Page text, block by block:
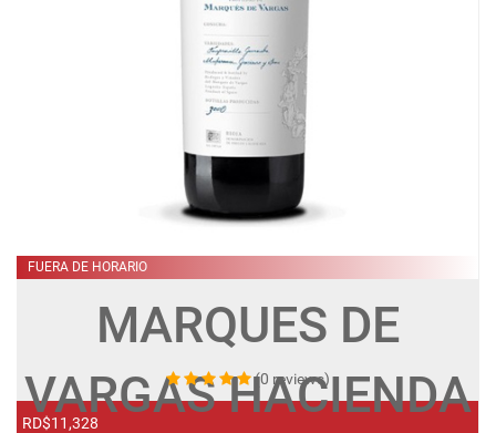
FUERA DE HORARIO
MARQUES DE
VARGAS HACIENDA
(0 reviews)
RD$11,328